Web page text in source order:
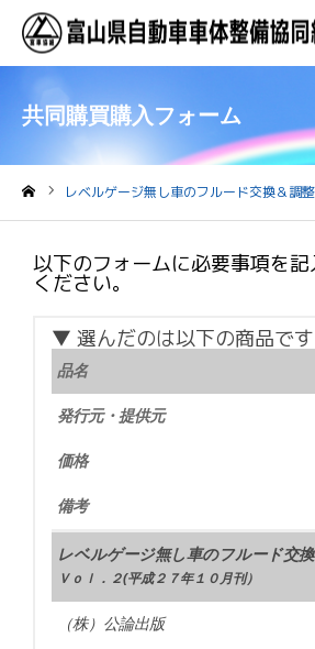
共同購買購入フォーム
レベルゲージ無し車のフルード交換＆調
以下のフォームに必要事項を
ください。
▼ 選んだのは以下の商品です
品名
発行元・提供元
価格
備考
レベルゲージ無し車のフルード交
Ｖｏｌ．２(平成２７年１０月刊）
（株）公論出版